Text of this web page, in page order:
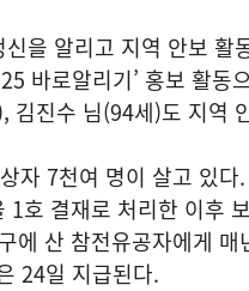
신을 알리고 지역 안보
바로알리기’ 홍보 활
김진수 님(94세)도 지역
자 7천여 명이 살고 있
1호 결재로 처리한 이후
에 산 참전유공자에게
24일 지급된다.